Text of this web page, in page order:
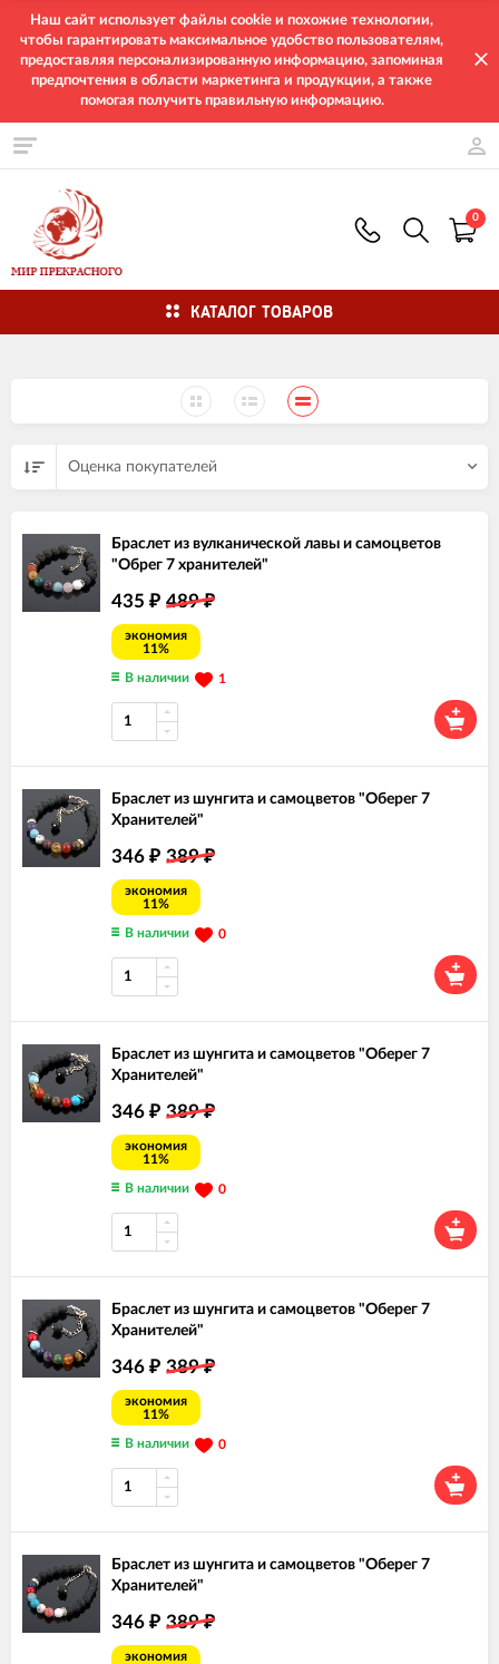
Наш сайт использует файлы cookie и похожие технологии,
чтобы гарантировать максимальное удобство пользователям,
предоставляя персонализированную информацию, запоминая
предпочтения в области маркетинга и продукции, а также
помогая получить правильную информацию.
0
КАТАЛОГ ТОВАРОВ
Оценка покупателей
Браслет из вулканической лавы и самоцветов
"Обрег 7 хранителей"
435 ₽ 489₽
экономия
11%
В наличии 1
Браслет из шунгита и самоцветов "Оберег 7
Хранителей"
346 ₽ 389₽
экономия
11%
В наличии 0
Браслет из шунгита и самоцветов "Оберег 7
Хранителей"
346 ₽ 389₽
экономия
11%
В наличии 0
Браслет из шунгита и самоцветов "Оберег 7
Хранителей"
346 ₽ 389₽
экономия
11%
В наличии 0
Браслет из шунгита и самоцветов "Оберег 7
Хранителей"
346 ₽ 389₽
экономия